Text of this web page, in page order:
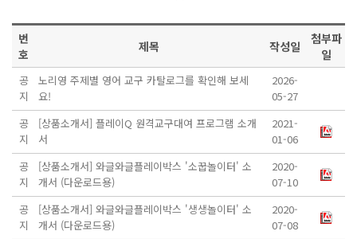
번
호
제목 작성일
첨부파
일
공
지
노리영 주제별 영어 교구 카탈로그를 확인해 보세
요!
2026-
05-27
공
지
[상품소개서] 플레이Q 원격교구대여 프로그램 소개
서
2021-
01-06
공
지
[상품소개서] 와글와글플레이박스 '소꿉놀이터' 소
개서 (다운로드용)
2020-
07-10
공
지
[상품소개서] 와글와글플레이박스 '생생놀이터' 소
개서 (다운로드용)
2020-
07-08